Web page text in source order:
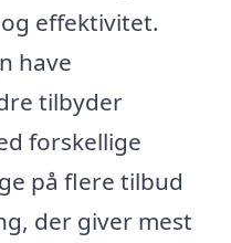
effektivitet.
have
tilbyder
forskellige
på flere tilbud
der giver mest